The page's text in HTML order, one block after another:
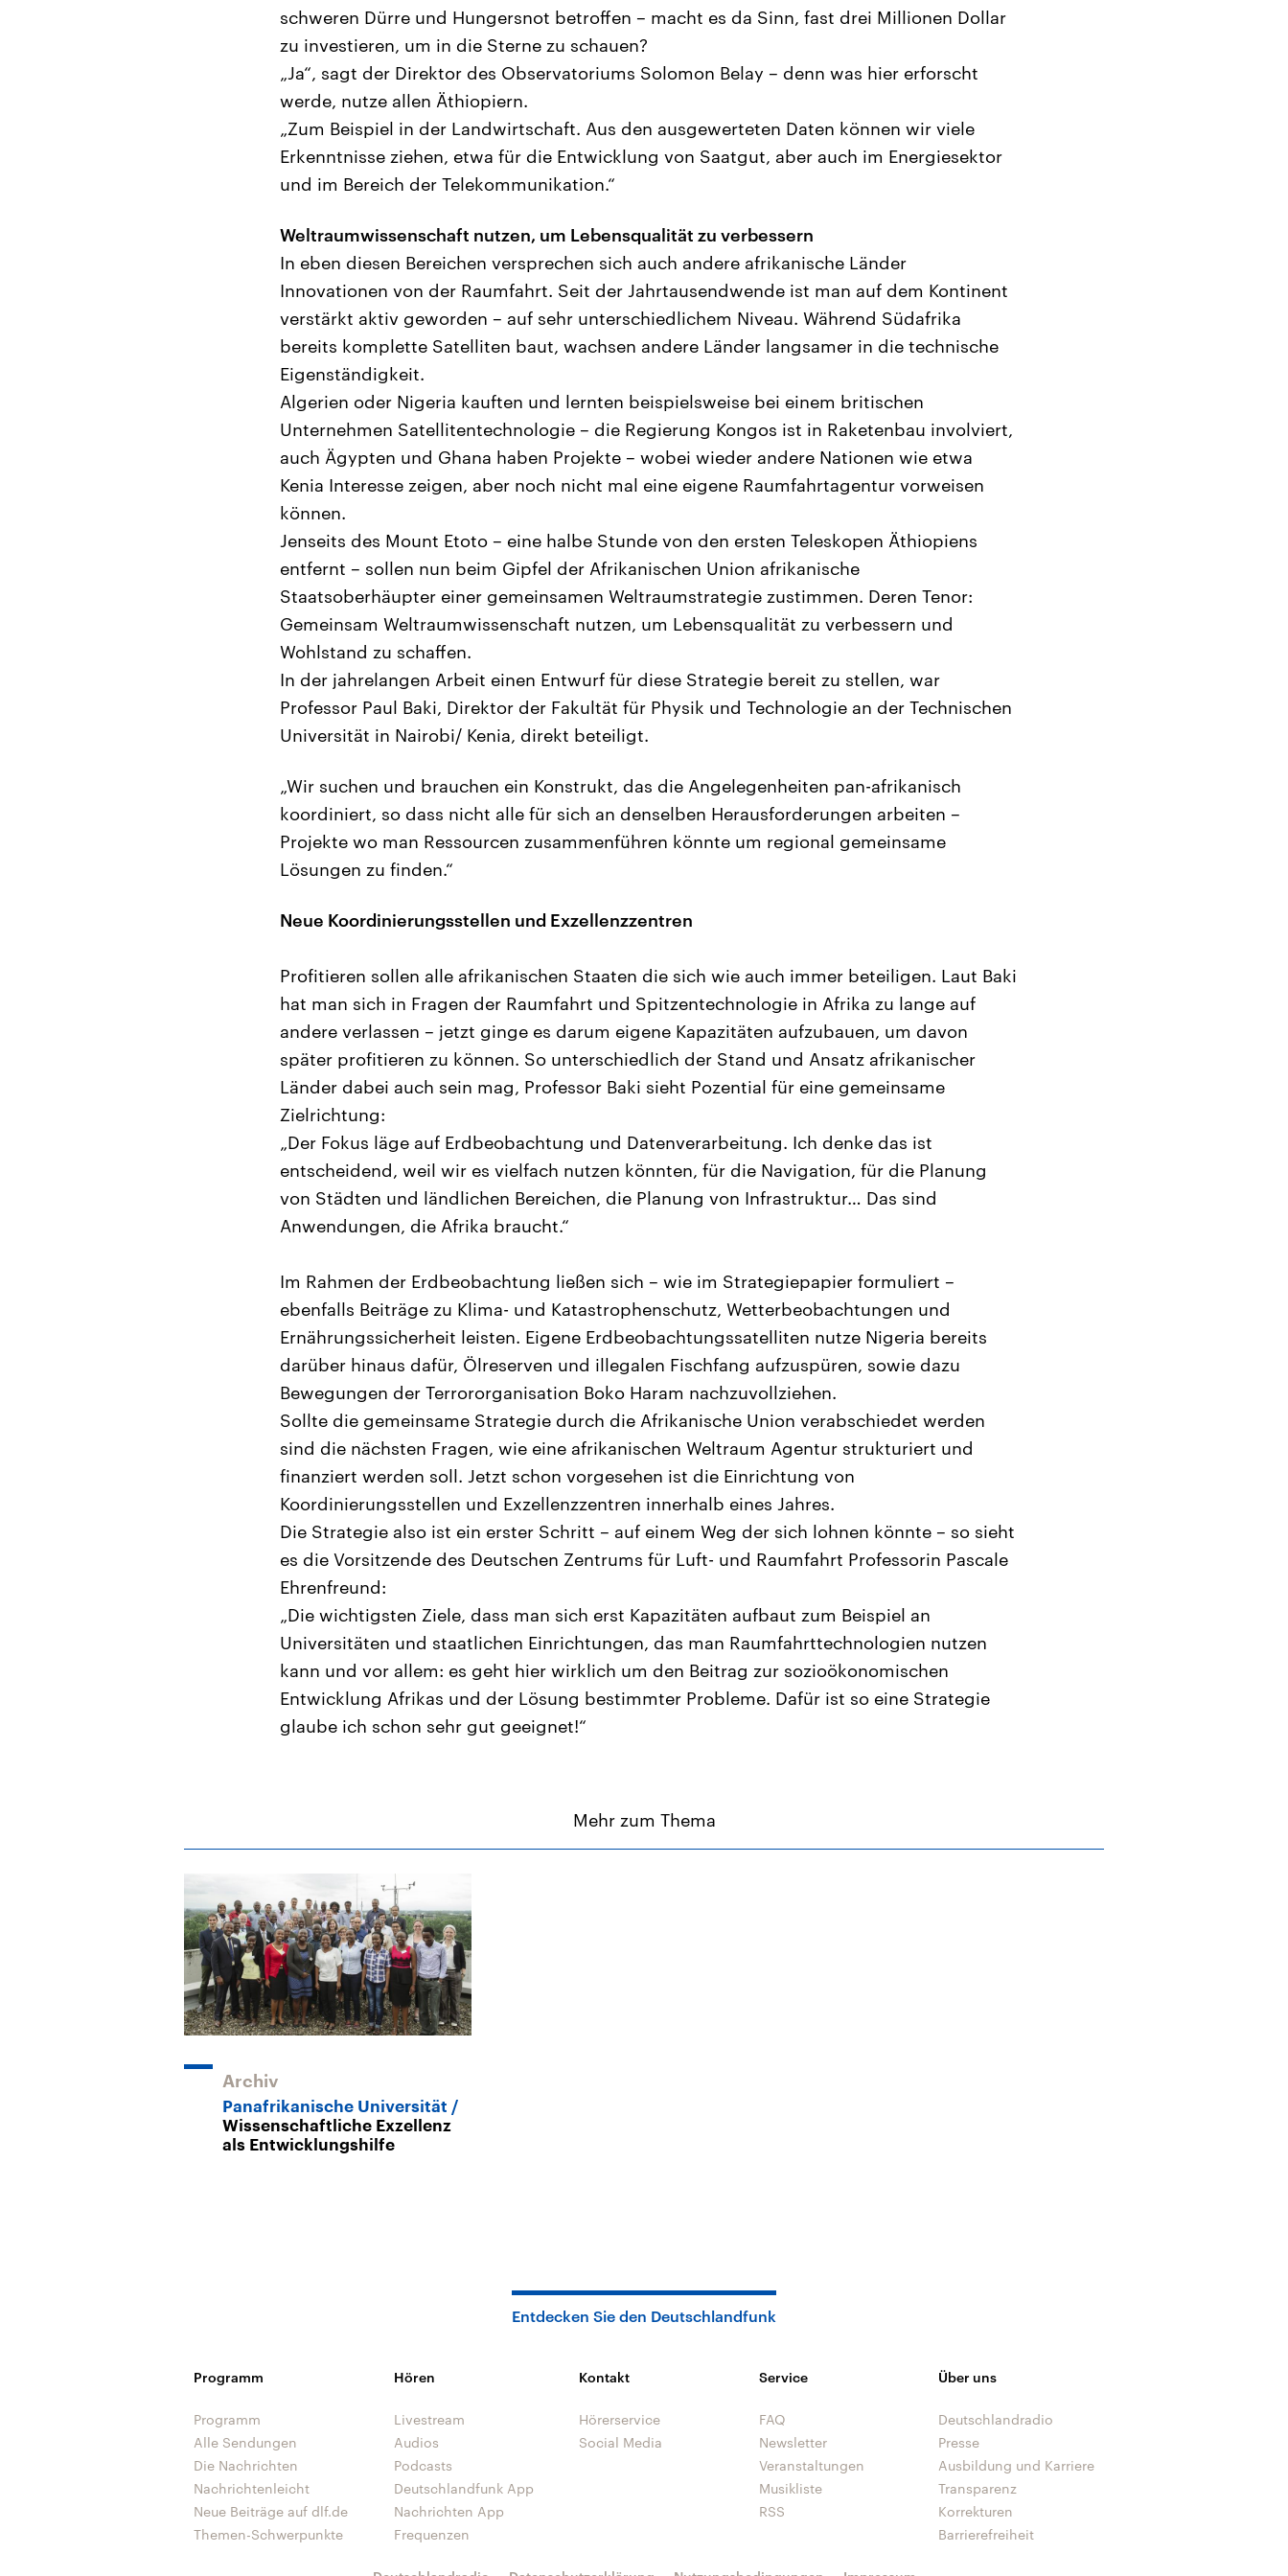
schweren Dürre und Hungersnot betroffen – macht es da Sinn, fast drei Millionen Dollar
zu investieren, um in die Sterne zu schauen?
„Ja“, sagt der Direktor des Observatoriums Solomon Belay – denn was hier erforscht
werde, nutze allen Äthiopiern.
„Zum Beispiel in der Landwirtschaft. Aus den ausgewerteten Daten können wir viele
Erkenntnisse ziehen, etwa für die Entwicklung von Saatgut, aber auch im Energiesektor
und im Bereich der Telekommunikation.“
Weltraumwissenschaft nutzen, um Lebensqualität zu verbessern
In eben diesen Bereichen versprechen sich auch andere afrikanische Länder
Innovationen von der Raumfahrt. Seit der Jahrtausendwende ist man auf dem Kontinent
verstärkt aktiv geworden – auf sehr unterschiedlichem Niveau. Während Südafrika
bereits komplette Satelliten baut, wachsen andere Länder langsamer in die technische
Eigenständigkeit.
Algerien oder Nigeria kauften und lernten beispielsweise bei einem britischen
Unternehmen Satellitentechnologie – die Regierung Kongos ist in Raketenbau involviert,
auch Ägypten und Ghana haben Projekte – wobei wieder andere Nationen wie etwa
Kenia Interesse zeigen, aber noch nicht mal eine eigene Raumfahrtagentur vorweisen
können.
Jenseits des Mount Etoto – eine halbe Stunde von den ersten Teleskopen Äthiopiens
entfernt – sollen nun beim Gipfel der Afrikanischen Union afrikanische
Staatsoberhäupter einer gemeinsamen Weltraumstrategie zustimmen. Deren Tenor:
Gemeinsam Weltraumwissenschaft nutzen, um Lebensqualität zu verbessern und
Wohlstand zu schaffen.
In der jahrelangen Arbeit einen Entwurf für diese Strategie bereit zu stellen, war
Professor Paul Baki, Direktor der Fakultät für Physik und Technologie an der Technischen
Universität in Nairobi/ Kenia, direkt beteiligt.
„Wir suchen und brauchen ein Konstrukt, das die Angelegenheiten pan-afrikanisch
koordiniert, so dass nicht alle für sich an denselben Herausforderungen arbeiten –
Projekte wo man Ressourcen zusammenführen könnte um regional gemeinsame
Lösungen zu finden.“
Neue Koordinierungsstellen und Exzellenzzentren
Profitieren sollen alle afrikanischen Staaten die sich wie auch immer beteiligen. Laut Baki
hat man sich in Fragen der Raumfahrt und Spitzentechnologie in Afrika zu lange auf
andere verlassen – jetzt ginge es darum eigene Kapazitäten aufzubauen, um davon
später profitieren zu können. So unterschiedlich der Stand und Ansatz afrikanischer
Länder dabei auch sein mag, Professor Baki sieht Pozential für eine gemeinsame
Zielrichtung:
„Der Fokus läge auf Erdbeobachtung und Datenverarbeitung. Ich denke das ist
entscheidend, weil wir es vielfach nutzen könnten, für die Navigation, für die Planung
von Städten und ländlichen Bereichen, die Planung von Infrastruktur… Das sind
Anwendungen, die Afrika braucht.“
Im Rahmen der Erdbeobachtung ließen sich – wie im Strategiepapier formuliert –
ebenfalls Beiträge zu Klima- und Katastrophenschutz, Wetterbeobachtungen und
Ernährungssicherheit leisten. Eigene Erdbeobachtungssatelliten nutze Nigeria bereits
darüber hinaus dafür, Ölreserven und illegalen Fischfang aufzuspüren, sowie dazu
Bewegungen der Terrororganisation Boko Haram nachzuvollziehen.
Sollte die gemeinsame Strategie durch die Afrikanische Union verabschiedet werden
sind die nächsten Fragen, wie eine afrikanischen Weltraum Agentur strukturiert und
finanziert werden soll. Jetzt schon vorgesehen ist die Einrichtung von
Koordinierungsstellen und Exzellenzzentren innerhalb eines Jahres.
Die Strategie also ist ein erster Schritt – auf einem Weg der sich lohnen könnte – so sieht
es die Vorsitzende des Deutschen Zentrums für Luft- und Raumfahrt Professorin Pascale
Ehrenfreund:
„Die wichtigsten Ziele, dass man sich erst Kapazitäten aufbaut zum Beispiel an
Universitäten und staatlichen Einrichtungen, das man Raumfahrttechnologien nutzen
kann und vor allem: es geht hier wirklich um den Beitrag zur sozioökonomischen
Entwicklung Afrikas und der Lösung bestimmter Probleme. Dafür ist so eine Strategie
glaube ich schon sehr gut geeignet!“
Mehr zum Thema
Archiv
Panafrikanische Universität
Wissenschaftliche Exzellenz
als Entwicklungshilfe
Entdecken Sie den Deutschlandfunk
Programm
Programm
Alle Sendungen
Die Nachrichten
Nachrichtenleicht
Neue Beiträge auf dlf.de
Themen-Schwerpunkte
Hören
Livestream
Audios
Podcasts
Deutschlandfunk App
Nachrichten App
Frequenzen
Kontakt
Hörerservice
Social Media
Service
FAQ
Newsletter
Veranstaltungen
Musikliste
RSS
Über uns
Deutschlandradio
Presse
Ausbildung und Karriere
Transparenz
Korrekturen
Barrierefreiheit